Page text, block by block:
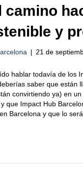
camino
y
| 21 de
hablar todavía de los
saber que están
convirtiendo ya) en
que Impact Hub
Barcelona y que lo